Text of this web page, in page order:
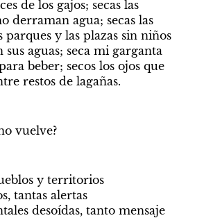
de los gajos; secas las
derraman agua; secas las
parques y las plazas sin niños
sus aguas; seca mi garganta
beber; secos los ojos que
restos de lagañas.
vuelve?
y territorios
tantas alertas
desoídas, tanto mensaje